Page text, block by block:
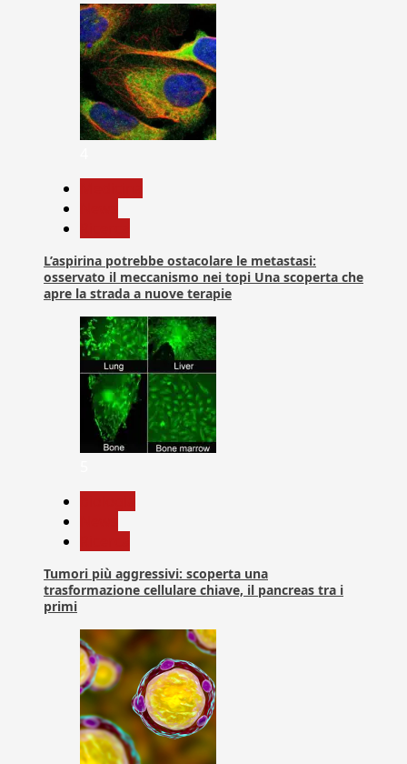
L’aspirina potrebbe ostacolare le metastasi:
osservato il meccanismo nei topi Una scoperta che
apre la strada a nuove terapie
Tumori più aggressivi: scoperta una
trasformazione cellulare chiave, il pancreas tra i
primi